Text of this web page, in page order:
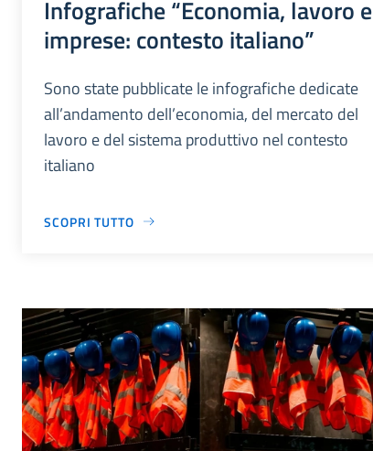
Infografiche “Economia, lavoro e
imprese: contesto italiano”
Sono state pubblicate le infografiche dedicate
all’andamento dell’economia, del mercato del
lavoro e del sistema produttivo nel contesto
italiano
SCOPRI TUTTO